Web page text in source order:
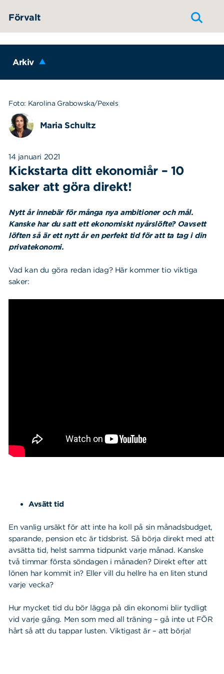
Förvalt
Arkiv
Foto: Karolina Grabowska/Pexels
Maria Schultz
14 januari 2021
Kickstarta ditt ekonomiår – 10
saker att göra direkt!
Nytt år innebär för många nya ambitioner och mål.
Kanske har du satt ett ekonomiskt nyårslöfte? Oavsett
löften så är ett nytt år en perfekt tid för att ta tag i din
privatekonomi.
Vad kan du göra redan idag? Här kommer tio viktiga
saker:
Avsätt tid
En vanlig ursäkt för att inte ha koll på sin månadsbudget,
sparande, pension etc är tidsbrist. Så börja direkt med att
avsätta tid, helst samma tidpunkt varje månad. Kanske
två timmar första söndagen i månaden? Direkt efter att
lönen har kommit in? Eller vill du hellre ha en liten stund
varje vecka?
Hur mycket tid du bör lägga på din ekonomi blir tydligt
vid varje gång. Men som med all träning – gå inte ut FÖR
hårt så att du tappar lusten. Viktigast är – att börja!